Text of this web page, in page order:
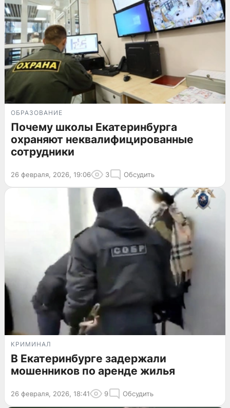
ОБРАЗОВАНИЕ
Почему школы Екатеринбурга
охраняют неквалифицированные
сотрудники
26 февраля, 2026, 19:06 3 Обсудить
КРИМИНАЛ
В Екатеринбурге задержали
мошенников по аренде жилья
26 февраля, 2026, 18:41 9 Обсудить